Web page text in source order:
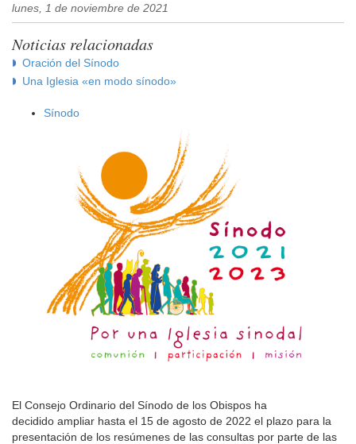
lunes, 1 de noviembre de 2021
Noticias relacionadas
Oración del Sínodo
Una Iglesia «en modo sínodo»
Sínodo
El Consejo Ordinario del Sínodo de los Obispos ha
decidido ampliar hasta el 15 de agosto de 2022 el plazo para la
presentación de los resúmenes de las consultas por parte de las